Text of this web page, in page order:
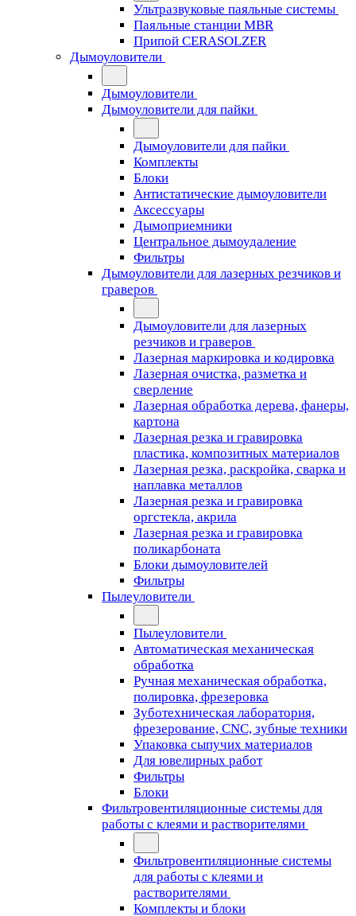
Ультразвуковые паяльные системы
Паяльные станции MBR
Припой CERASOLZER
Дымоуловители
Дымоуловители
Дымоуловители для пайки
Дымоуловители для пайки
Комплекты
Блоки
Антистатические дымоуловители
Аксессуары
Дымоприемники
Центральное дымоудаление
Фильтры
Дымоуловители для лазерных резчиков и
граверов
Дымоуловители для лазерных
резчиков и граверов
Лазерная маркировка и кодировка
Лазерная очистка, разметка и
сверление
Лазерная обработка дерева, фанеры,
картона
Лазерная резка и гравировка
пластика, композитных материалов
Лазерная резка, раскройка, сварка и
наплавка металлов
Лазерная резка и гравировка
оргстекла, акрила
Лазерная резка и гравировка
поликарбоната
Блоки дымоуловителей
Фильтры
Пылеуловители
Пылеуловители
Автоматическая механическая
обработка
Ручная механическая обработка,
полировка, фрезеровка
Зуботехническая лаборатория,
фрезерование, CNC, зубные техники
Упаковка сыпучих материалов
Для ювелирных работ
Фильтры
Блоки
Фильтровентиляционные системы для
работы с клеями и растворителями
Фильтровентиляционные системы
для работы с клеями и
растворителями
Комплекты и блоки